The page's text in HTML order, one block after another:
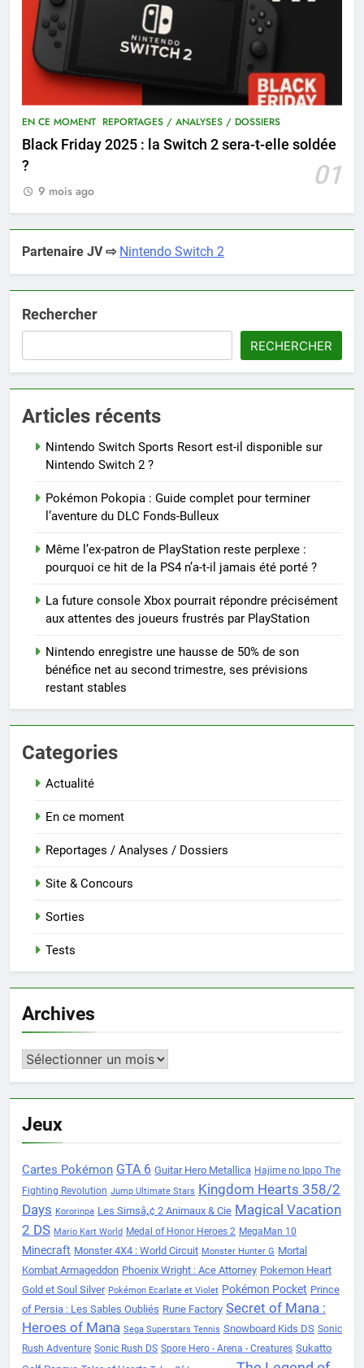
EN CE MOMENT REPORTAGES / ANALYSES / DOSSIERS
Black Friday 2025 : la Switch 2 sera-t-elle soldée
?
01
9 mois ago
Partenaire JV ⇨ Nintendo Switch 2
Rechercher
RECHERCHER
Articles récents
Nintendo Switch Sports Resort est-il disponible sur
Nintendo Switch 2 ?
Pokémon Pokopia : Guide complet pour terminer
l’aventure du DLC Fonds-Bulleux
Même l’ex-patron de PlayStation reste perplexe :
pourquoi ce hit de la PS4 n’a-t-il jamais été porté ?
La future console Xbox pourrait répondre précisément
aux attentes des joueurs frustrés par PlayStation
Nintendo enregistre une hausse de 50% de son
bénéfice net au second trimestre, ses prévisions
restant stables
Categories
Actualité
En ce moment
Reportages / Analyses / Dossiers
Site & Concours
Sorties
Tests
Archives
Archives
Jeux
Cartes Pokémon GTA 6 Guitar Hero Metallica Hajime no Ippo The
Fighting Revolution Jump Ultimate Stars Kingdom Hearts 358/2
Days Kororinpa Les Simsâ„¢ 2 Animaux & Cie Magical Vacation
2 DS Mario Kart World Medal of Honor Heroes 2 MegaMan 10
Minecraft Monster 4X4 : World Circuit Monster Hunter G Mortal
Kombat Armageddon Phoenix Wright : Ace Attorney Pokemon Heart
Gold et Soul Silver Pokémon Ecarlate et Violet Pokémon Pocket Prince
of Persia : Les Sables Oubliés Rune Factory Secret of Mana :
Heroes of Mana Sega Superstars Tennis Snowboard Kids DS Sonic
Rush Adventure Sonic Rush DS Spore Hero - Arena - Creatures Sukatto